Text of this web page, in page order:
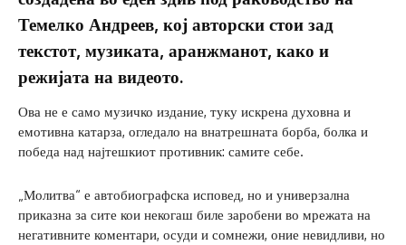
Темелко Андреев, кој авторски стои зад
текстот, музиката, аранжманот, како и
режијата на видеото.
Ова не е само музичко издание, туку искрена духовна и
емотивна катарза, огледало на внатрешната борба, болка и
победа над најтешкиот противник: самите себе.
„Молитва“ е автобиографска исповед, но и универзална
приказна за сите кои некогаш биле заробени во мрежата на
негативните коментари, осуди и сомнежи, оние невидливи, но